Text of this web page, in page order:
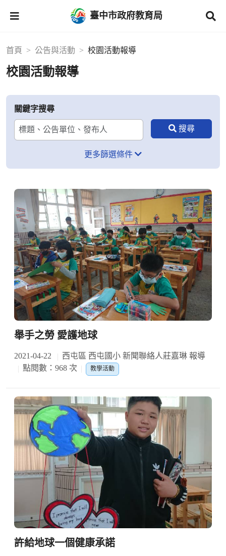
臺中市政府教育局
首頁 公告與活動 校園活動報導
校園活動報導
關鍵字搜尋
更多篩選條件
舉手之勞 愛護地球
2021-04-22
西屯區 西屯國小 新聞聯絡人莊嘉琳 報導
點閱數：968 次
教學活動
許給地球一個健康承諾